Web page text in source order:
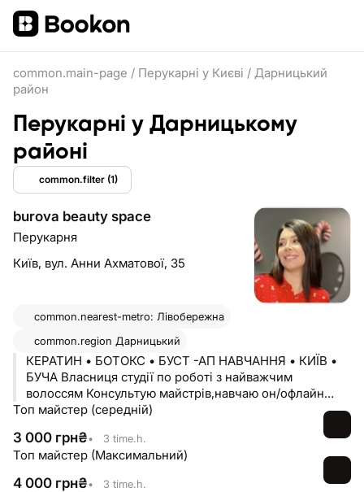
common.main-page / Перукарні у Києві / Дарницький
район
Перукарні у Дарницькому
районі
common.filter (1)
burova beauty space
Перукарня
Київ, вул. Анни Ахматової, 35
common.nearest-metro: Лівобережна
common.region Дарницький
КЕРАТИН • БОТОКС • БУСТ -АП НАВЧАННЯ • КИЇВ •
БУЧА Власниця студії по роботі з найважчим
волоссям Консультую майстрів,навчаю он/офлайн
Голлівудський обʼєм на 6 місяців
Топ майстер (середній)
3 000 грн₴• 3 time.h.
Топ майстер (Максимальний)
4 000 грн₴• 3 time.h.